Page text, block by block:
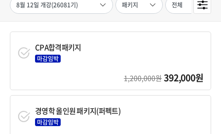
CPA합격패키지
마감임박
1,200,000원 392,000원
경영학 올인원 패키지(퍼펙트)
마감임박